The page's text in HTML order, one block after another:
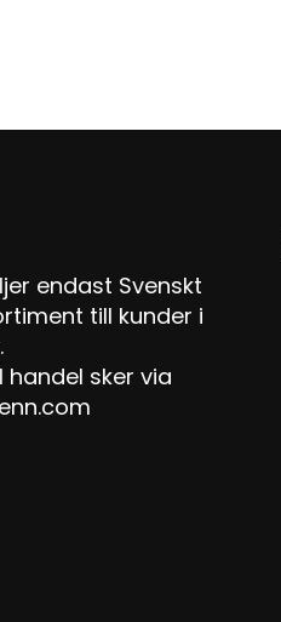
endast Svenskt
till kunder i
handel sker via